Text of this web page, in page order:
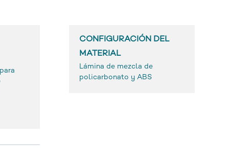
CONFIGURACIÓN DEL
MATERIAL
Lámina de mezcla de
policarbonato y ABS